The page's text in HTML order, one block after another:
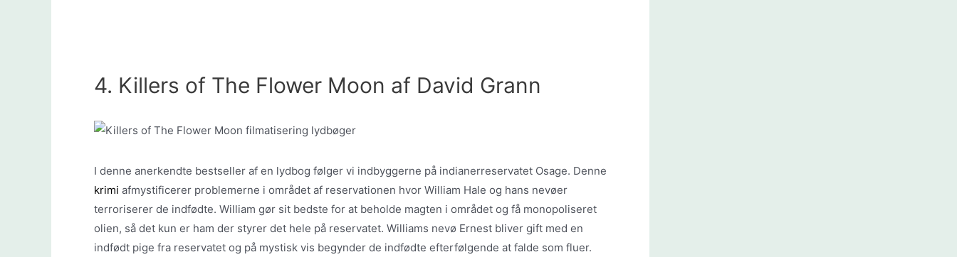
4. Killers of The Flower Moon af David Grann
I denne anerkendte bestseller af en lydbog følger vi indbyggerne på indianerreservatet Osage. Denne
krimi afmystificerer problemerne i området af reservationen hvor William Hale og hans nevøer
terroriserer de indfødte. William gør sit bedste for at beholde magten i området og få monopoliseret
olien, så det kun er ham der styrer det hele på reservatet. Williams nevø Ernest bliver gift med en
indfødt pige fra reservatet og på mystisk vis begynder de indfødte efterfølgende at falde som fluer.